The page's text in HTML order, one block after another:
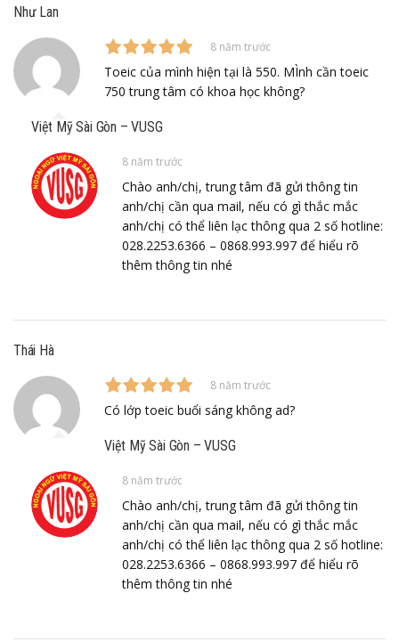
Như Lan
8 năm trước
Toeic của mình hiện tại là 550. MÌnh cần toeic
750 trung tâm có khoa học không?
Việt Mỹ Sài Gòn – VUSG
8 năm trước
Chào anh/chị, trung tâm đã gửi thông tin
anh/chị cần qua mail, nếu có gì thắc mắc
anh/chị có thể liên lạc thông qua 2 số hotline:
028.2253.6366 – 0868.993.997 để hiểu rõ
thêm thông tin nhé
Thái Hà
8 năm trước
Có lớp toeic buổi sáng không ad?
Việt Mỹ Sài Gòn – VUSG
8 năm trước
Chào anh/chị, trung tâm đã gửi thông tin
anh/chị cần qua mail, nếu có gì thắc mắc
anh/chị có thể liên lạc thông qua 2 số hotline:
028.2253.6366 – 0868.993.997 để hiểu rõ
thêm thông tin nhé